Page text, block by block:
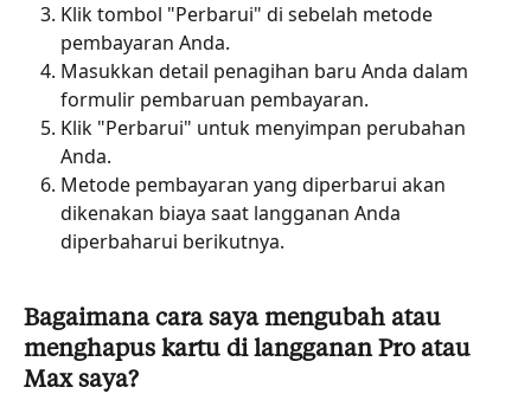
Klik tombol "Perbarui" di sebelah metode
pembayaran Anda.
Masukkan detail penagihan baru Anda dalam
formulir pembaruan pembayaran.
Klik "Perbarui" untuk menyimpan perubahan
Anda.
Metode pembayaran yang diperbarui akan
dikenakan biaya saat langganan Anda
diperbaharui berikutnya.
Bagaimana cara saya mengubah atau
menghapus kartu di langganan Pro atau
Max saya?